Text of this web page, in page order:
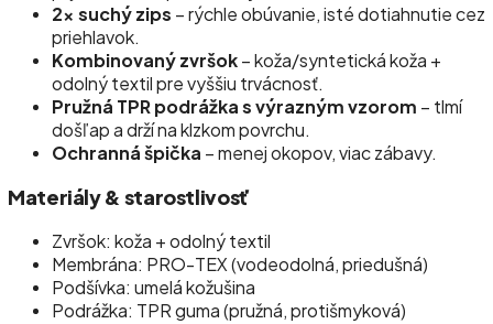
2× suchý zips – rýchle obúvanie, isté dotiahnutie cez
priehlavok.
Kombinovaný zvršok– koža/syntetická koža +
odolný textil pre vyššiu trvácnosť.
Pružná TPR podrážka s výrazným vzorom – tlmí
došľap a drží na klzkom povrchu.
Ochranná špička – menej okopov, viac zábavy.
Materiály & starostlivosť
Zvršok: koža + odolný textil
Membrána: PRO-TEX (vodeodolná, priedušná)
Podšívka: umelá kožušina
Podrážka: TPR guma (pružná, protišmyková)